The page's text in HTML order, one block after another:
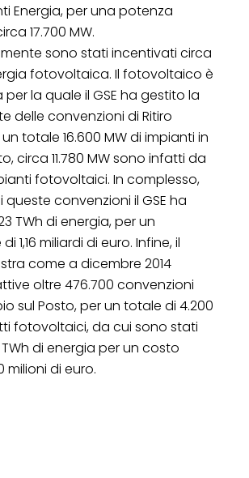
Energia, per una potenza
17.700 MW.
sono stati incentivati circa
fotovoltaica. Il fotovoltaico è
la quale il GSE ha gestito la
delle convenzioni di Ritiro
totale 16.600 MW di impianti in
circa 11.780 MW sono infatti da
fotovoltaici. In complesso,
queste convenzioni il GSE ha
TWh di energia, per un
1,16 miliardi di euro. Infine, il
come a dicembre 2014
oltre 476.700 convenzioni
sul Posto, per un totale di 4.200
fotovoltaici, da cui sono stati
di energia per un costo
milioni di euro.